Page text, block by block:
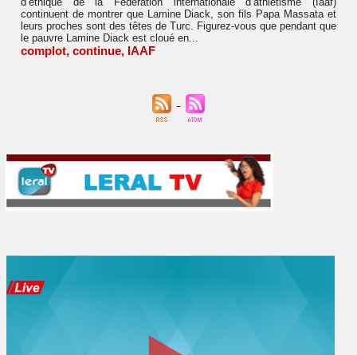
continuent de montrer que Lamine Diack, son fils Papa Massata et
leurs proches sont des têtes de Turc. Figurez-vous que pendant que
le pauvre Lamine Diack est cloué en...
complot, continue, IAAF